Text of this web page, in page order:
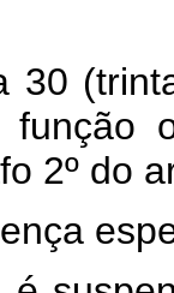
30
2º do